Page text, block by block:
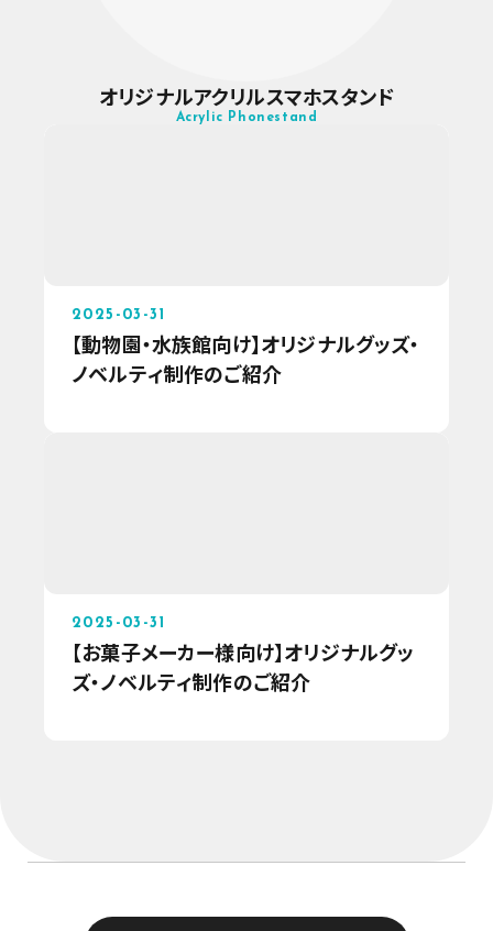
オリジナルアクリルスマホスタンド
Acrylic Phonestand
2025-03-31
【動物園・水族館向け】オリジナルグッズ・
ノベルティ制作のご紹介
2025-03-31
【お菓子メーカー様向け】オリジナルグッ
ズ・ノベルティ制作のご紹介